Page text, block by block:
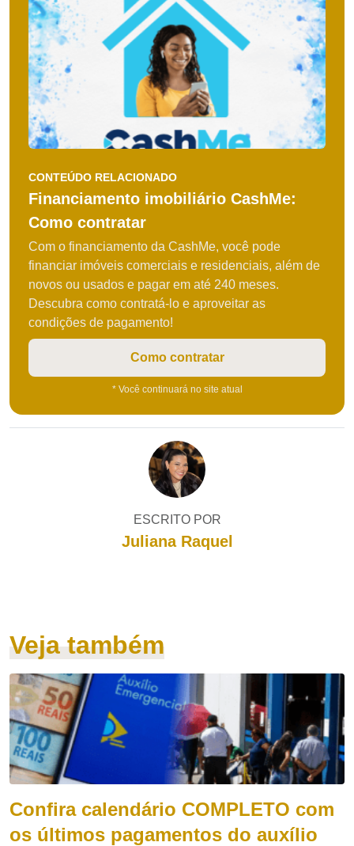
CONTEÚDO RELACIONADO
Financiamento imobiliário CashMe:
Como contratar
Com o financiamento da CashMe, você pode
financiar imóveis comerciais e residenciais, além de
novos ou usados e pagar em até 240 meses.
Descubra como contratá-lo e aproveitar as
condições de pagamento!
Como contratar
* Você continuará no site atual
ESCRITO POR
Juliana Raquel
Veja também
Confira calendário COMPLETO com
os últimos pagamentos do auxílio